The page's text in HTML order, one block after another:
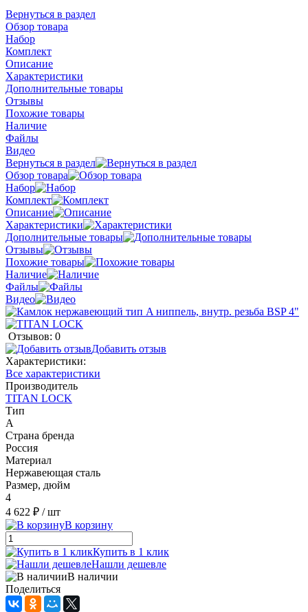
Вернуться в раздел
Обзор товара
Набор
Комплект
Описание
Характеристики
Дополнительные товары
Отзывы
Похожие товары
Наличие
Файлы
Видео
Вернуться в раздел
Обзор товара
Набор
Комплект
Описание
Характеристики
Дополнительные товары
Отзывы
Похожие товары
Наличие
Файлы
Видео
Отзывов: 0
Добавить отзыв
Характеристики:
Все характеристики
Производитель
TITAN LOCK
Тип
A
Страна бренда
Россия
Материал
Нержавеющая сталь
Размер, дюйм
4
4 622 ₽ / шт
В корзину
Купить в 1 клик
Нашли дешевле
В наличии
Поделиться